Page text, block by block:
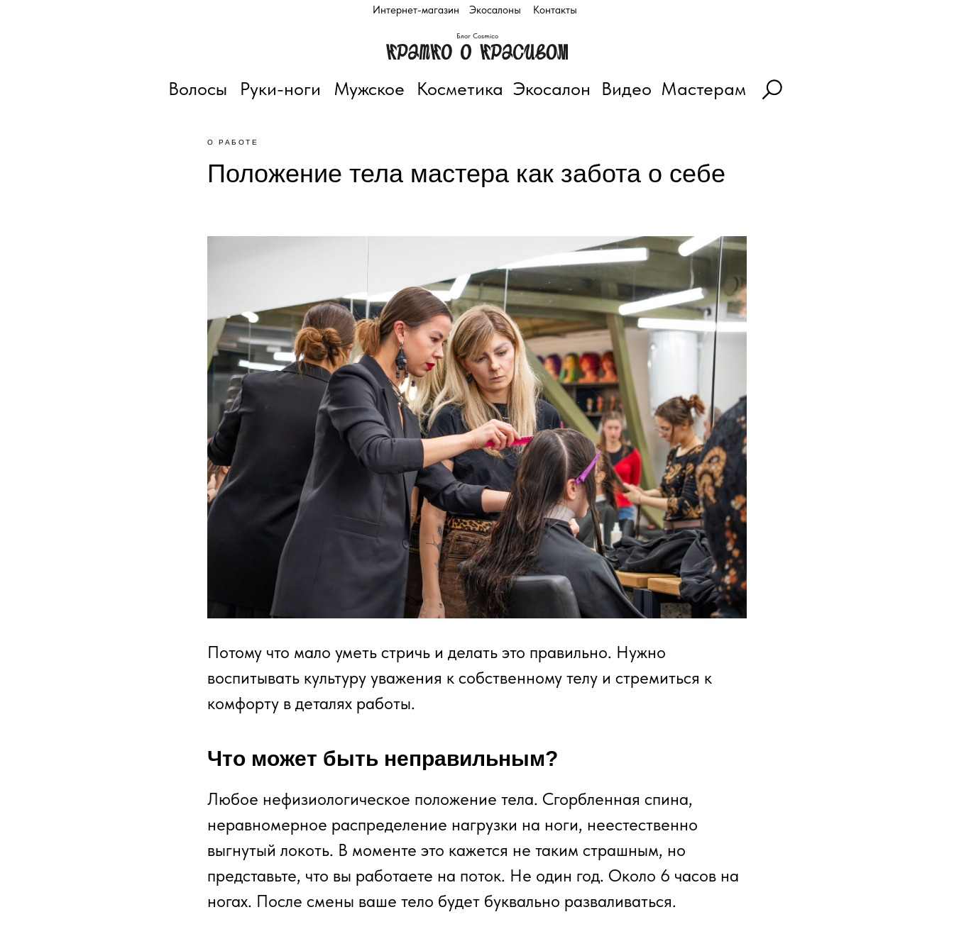
Интернет-магазин Экосалоны Контакты
Блог Cosmico
Мужское Экосалон
Руки-ноги
Волосы Косметика Видео Мастерам
О РАБОТЕ
Положение тела мастера как забота о себе
Потому что мало уметь стричь и делать это правильно. Нужно
воспитывать культуру уважения к собственному телу и стремиться к
комфорту в деталях работы.
Что может быть неправильным?
Любое нефизиологическое положение тела. Сгорбленная спина,
неравномерное распределение нагрузки на ноги, неестественно
выгнутый локоть. В моменте это кажется не таким страшным, но
представьте, что вы работаете на поток. Не один год. Около 6 часов на
ногах. После смены ваше тело будет буквально разваливаться.